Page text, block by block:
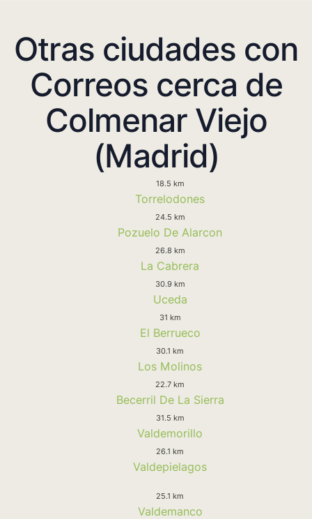
Otras ciudades con
Correos cerca de
Colmenar Viejo
(Madrid)
18.5 km
Torrelodones
24.5 km
Pozuelo De Alarcon
26.8 km
La Cabrera
30.9 km
Uceda
31 km
El Berrueco
30.1 km
Los Molinos
22.7 km
Becerril De La Sierra
31.5 km
Valdemorillo
26.1 km
Valdepielagos
25.1 km
Valdemanco